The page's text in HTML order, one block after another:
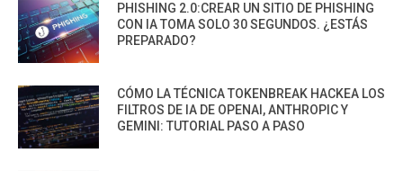
PHISHING 2.0:CREAR UN SITIO DE PHISHING
CON IA TOMA SOLO 30 SEGUNDOS. ¿ESTÁS
PREPARADO?
CÓMO LA TÉCNICA TOKENBREAK HACKEA LOS
FILTROS DE IA DE OPENAI, ANTHROPIC Y
GEMINI: TUTORIAL PASO A PASO